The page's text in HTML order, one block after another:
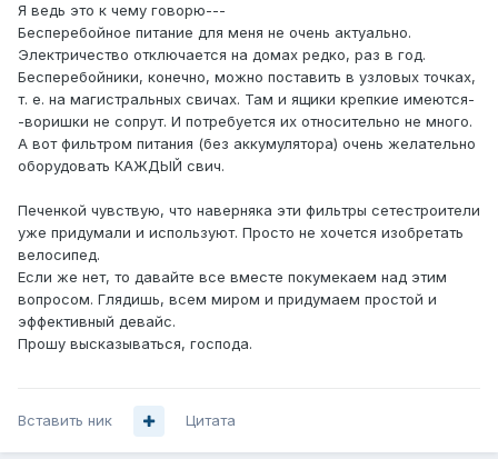
Я ведь это к чему говорю---
Бесперебойное питание для меня не очень актуально.
Электричество отключается на домах редко, раз в год.
Бесперебойники, конечно, можно поставить в узловых точках,
т. е. на магистральных свичах. Там и ящики крепкие имеются-
-воришки не сопрут. И потребуется их относительно не много.
А вот фильтром питания (без аккумулятора) очень желательно
оборудовать КАЖДЫЙ свич.
Печенкой чувствую, что наверняка эти фильтры сетестроители
уже придумали и используют. Просто не хочется изобретать
велосипед.
Если же нет, то давайте все вместе покумекаем над этим
вопросом. Глядишь, всем миром и придумаем простой и
эффективный девайс.
Прошу высказываться, господа.
Вставить ник Цитата